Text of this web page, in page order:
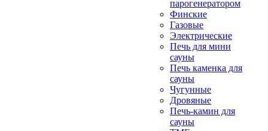
парогенератором
Финские
Газовые
Электрические
Печь для мини
сауны
Печь каменка для
сауны
Чугунные
Дровяные
Печь-камин для
сауны